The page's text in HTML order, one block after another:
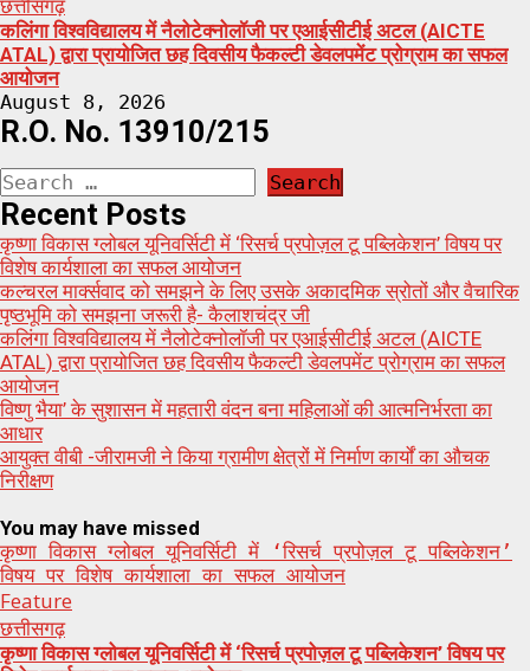
कलिंगा विश्वविद्यालय में नैलोटेक्नोलॉजी पर एआईसीटीई अटल (AICTE
ATAL) द्वारा प्रायोजित छह दिवसीय फैकल्टी डेवलपमेंट प्रोग्राम का सफल
आयोजन
August 8, 2026
R.O. No. 13910/215
Search
for:
Recent Posts
कृष्णा विकास ग्लोबल यूनिवर्सिटी में ‘रिसर्च प्रपोज़ल टू पब्लिकेशन’ विषय पर
विशेष कार्यशाला का सफल आयोजन
कल्चरल मार्क्सवाद को समझने के लिए उसके अकादमिक स्रोतों और वैचारिक
पृष्ठभूमि को समझना जरूरी है- कैलाशचंद्र जी
कलिंगा विश्वविद्यालय में नैलोटेक्नोलॉजी पर एआईसीटीई अटल (AICTE
ATAL) द्वारा प्रायोजित छह दिवसीय फैकल्टी डेवलपमेंट प्रोग्राम का सफल
आयोजन
विष्णु भैया’ के सुशासन में महतारी वंदन बना महिलाओं की आत्मनिर्भरता का
आधार
आयुक्त वीबी -जीरामजी ने किया ग्रामीण क्षेत्रों में निर्माण कार्यों का औचक
निरीक्षण
You may have missed
कृष्णा विकास ग्लोबल यूनिवर्सिटी में ‘रिसर्च प्रपोज़ल टू पब्लिकेशन’
विषय पर विशेष कार्यशाला का सफल आयोजन
Feature
छत्तीसगढ़
कृष्णा विकास ग्लोबल यूनिवर्सिटी में ‘रिसर्च प्रपोज़ल टू पब्लिकेशन’ विषय पर